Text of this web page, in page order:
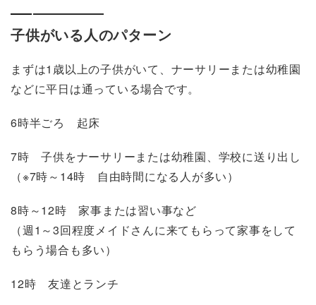
子供がいる人のパターン
まずは1歳以上の子供がいて、ナーサリーまたは幼稚園
などに平日は通っている場合です。
6時半ごろ 起床
7時 子供をナーサリーまたは幼稚園、学校に送り出し
（※7時～14時 自由時間になる人が多い）
8時～12時 家事または習い事など
（週1～3回程度メイドさんに来てもらって家事をして
もらう場合も多い）
12時 友達とランチ